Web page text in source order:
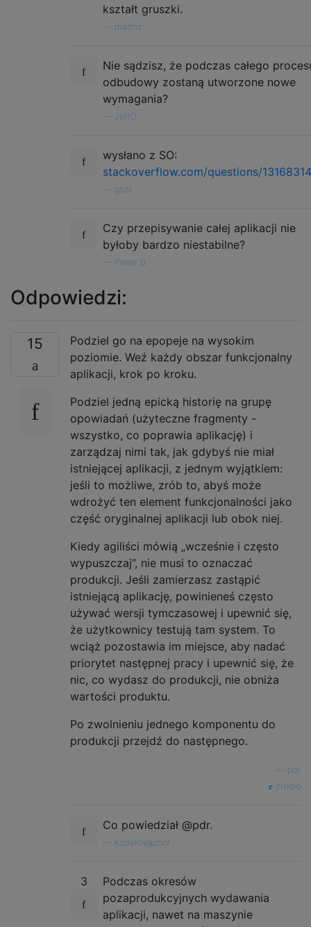
kształt gruszki.
mattnz
Nie sądzisz, że podczas całego
odbudowy zostaną utworzone nowe
wymagania?
JeffO,
wysłano z SO:
stackoverflow.com/questions/
gnat
Czy przepisywanie całej aplikacji nie
byłoby bardzo niestabilne?
Pieter B
Odpowiedzi:
15
Podziel go na epopeje na wysokim
poziomie. Weź każdy obszar funkcjonalny
aplikacji, krok po kroku.
Podziel jedną epicką historię na grupę
opowiadań (użyteczne fragmenty -
wszystko, co poprawia aplikację) i
zarządzaj nimi tak, jak gdybyś nie miał
istniejącej aplikacji, z jednym wyjątkiem:
jeśli to możliwe, zrób to, abyś może
wdrożyć ten element funkcjonalności jako
część oryginalnej aplikacji lub obok niej.
Kiedy agiliści mówią „wcześnie i często
wypuszczaj”, nie musi to oznaczać
produkcji. Jeśli zamierzasz zastąpić
istniejącą aplikację, powinieneś często
używać wersji tymczasowej i upewnić się,
że użytkownicy testują tam system. To
wciąż pozostawia im miejsce, aby nadać
priorytet następnej pracy i upewnić się, że
nic, co wydasz do produkcji, nie obniża
wartości produktu.
Po zwolnieniu jednego komponentu do
produkcji przejdź do następnego.
pdr
źródło
Co powiedział @pdr.
KodeKreachor
3
Podczas okresów
pozaprodukcyjnych wydawania
aplikacji, nawet na maszynie